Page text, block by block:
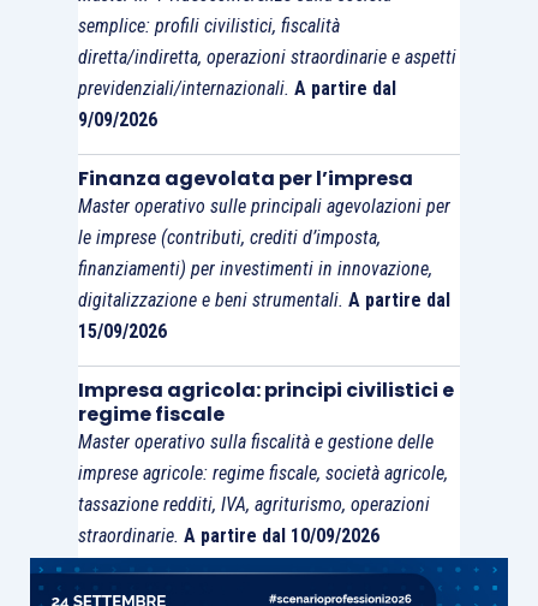
semplice: profili civilistici, fiscalità
diretta/indiretta, operazioni straordinarie e aspetti
previdenziali/internazionali. A partire dal
9/09/2026
Finanza agevolata per l’impresa
Master operativo sulle principali agevolazioni per
le imprese (contributi, crediti d’imposta,
finanziamenti) per investimenti in innovazione,
digitalizzazione e beni strumentali. A partire dal
15/09/2026
Impresa agricola: principi civilistici e
regime fiscale
Master operativo sulla fiscalità e gestione delle
imprese agricole: regime fiscale, società agricole,
tassazione redditi, IVA, agriturismo, operazioni
straordinarie. A partire dal 10/09/2026